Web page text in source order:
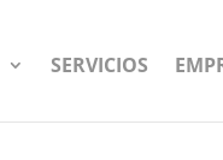
SERVICIOS